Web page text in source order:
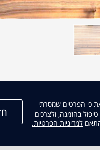
כי הפרטים שמסרתי
בהזמנה, ולצרכים
קישור
למדיניות הפרטיות.